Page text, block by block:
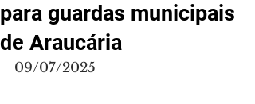
para guardas municipais
de Araucária
09/07/2025